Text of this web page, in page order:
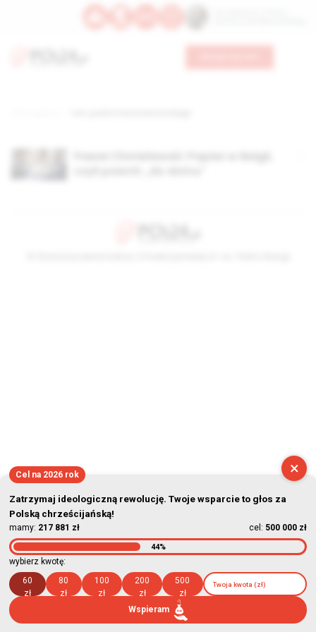
×
Cel na 2026 rok
Zatrzymaj ideologiczną rewolucję. Twoje wsparcie to głos za
Polską chrześcijańską!
mamy: 217 881 zł cel: 500 000 zł
44%
wybierz kwotę:
60
zł
80
zł
100
zł
200
zł
500
zł
Wspieram